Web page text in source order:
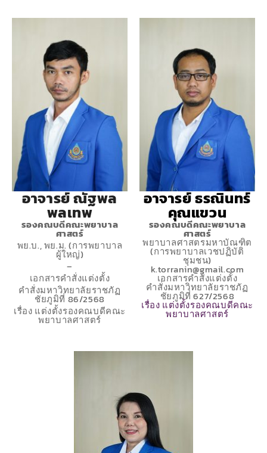
อาจารย์ ณัฐพล
พลเทพ
รองคณบดีคณะพยาบาล
ศาสตร์
พย.บ., พย.ม. (การพยาบาล
ผู้ใหญ่)
–
เอกสารคำสั่งแต่งตั้ง
คำสั่งมหาวิทยาลัยราชภัฏ
ชัยภูมิที่ 86/2568
เรื่อง แต่งตั้งรองคณบดีคณะ
พยาบาลศาสตร์
อาจารย์ ธรณินทร์
คุณแขวน
รองคณบดีคณะพยาบาล
ศาสตร์
พยาบาลศาสตรมหาบัณฑิต
(การพยาบาลเวชปฏิบัติ
ชุมชน)
k.torranin@gmail.com
เอกสารคำสั่งแต่งตั้ง
คำสั่งมหาวิทยาลัยราชภัฏ
ชัยภูมิที่ 627/2568
เรื่อง แต่งตั้งรองคณบดีคณะ
พยาบาลศาสตร์